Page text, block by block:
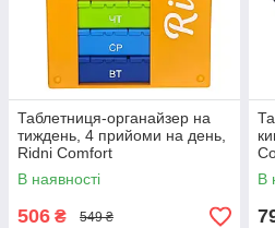
Таблетниця-органайзер на
тиждень, 4 прийоми на день,
Ridni Comfort
В наявності
506 ₴ 549 ₴
В